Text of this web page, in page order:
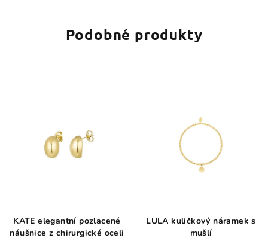
Podobné produkty
KATE elegantní pozlacené
náušnice z chirurgické oceli
LULA kuličkový náramek s
mušlí